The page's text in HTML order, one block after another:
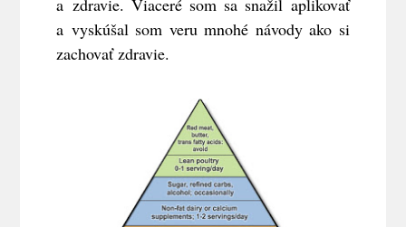
a zdravie. Viaceré som sa snažil aplikovať
a vyskúšal som veru mnohé návody ako si
zachovať zdravie.